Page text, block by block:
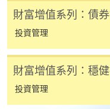
除特殊情況(例如
法例規定外，一
如須甄選入學，
取錄的證明。學
請者是否獲取錄
學費。
財富增值系列：債
投資管理
財富增值系列：穩
投資管理